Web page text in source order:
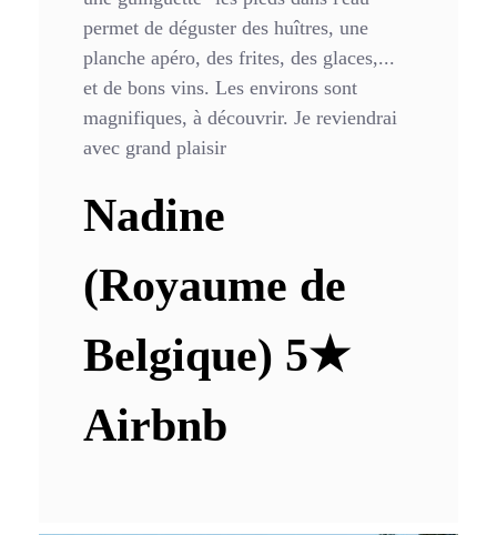
permet de déguster des huîtres, une
planche apéro, des frites, des glaces,...
et de bons vins. Les environs sont
magnifiques, à découvrir. Je reviendrai
avec grand plaisir
Nadine
(Royaume de
Belgique) 5★
Airbnb